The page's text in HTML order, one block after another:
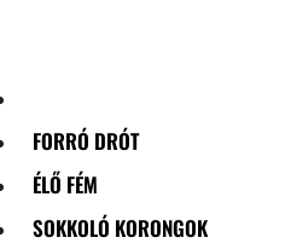
FORRÓ DRÓT
ÉLŐ FÉM
SOKKOLÓ KORONGOK